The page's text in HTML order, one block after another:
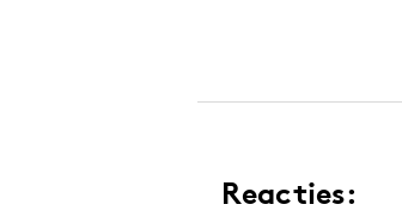
Reacties: